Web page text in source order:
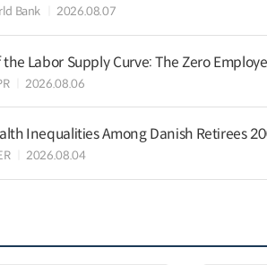
Bank 2026.08.07
the Labor Supply Curve: The Zero
2026.08.06
Inequalities Among Danish Retirees
2026.08.04